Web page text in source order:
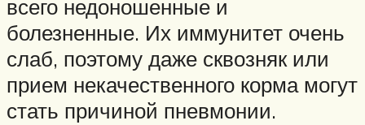
всего недоношенные и
болезненные. Их иммунитет очень
слаб, поэтому даже сквозняк или
прием некачественного корма могут
стать причиной пневмонии.